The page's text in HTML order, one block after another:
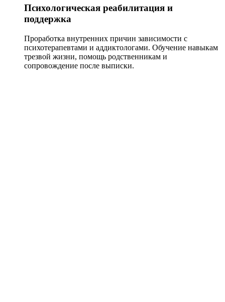
Психологическая реабилитация и
поддержка
Проработка внутренних причин зависимости с
психотерапевтами и аддиктологами. Обучение навыкам
трезвой жизни, помощь родственникам и
сопровождение после выписки.